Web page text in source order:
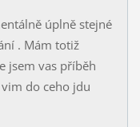
úplně stejné
. Mám totiž
jsem vas příběh
do ceho jdu